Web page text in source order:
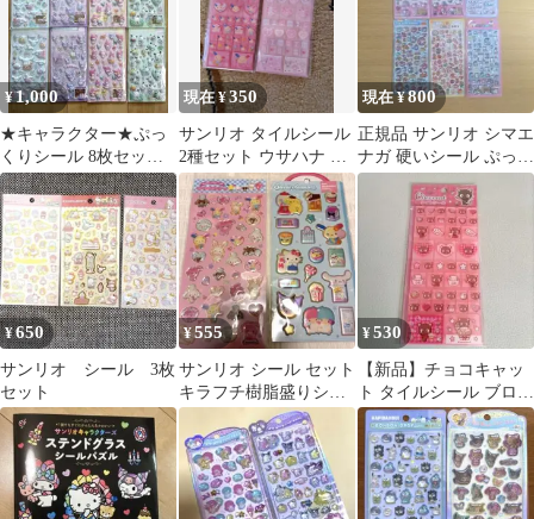
¥1,000
★キャラクター★ぷっ
くりシール 8枚セット
まとめ売り♪オバケーヌ
付き^ ^
現在 ¥350
サンリオ タイルシール
2種セット ウサハナ マ
イメロディ
現在 ¥800
正規品 サンリオ シマエ
ナガ 硬いシール ぷっく
りシール 立体シール6
枚セット
¥650
サンリオ シール 3枚
セット
¥555
サンリオ シール セット
キラフチ樹脂盛りシー
ル パールマシュマロシ
ール
¥530
【新品】チョコキャッ
ト タイルシール ブロッ
クシール 正規品 サンリ
オ